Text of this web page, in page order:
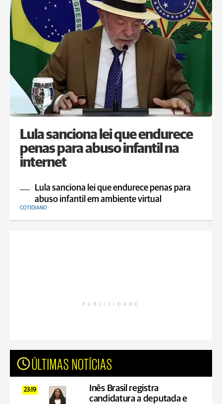
Lula sanciona lei que endurece
penas para abuso infantil na
internet
Lula sanciona lei que endurece penas para
abuso infantil em ambiente virtual
COTIDIANO
PUBLICIDADE
ÚLTIMAS NOTÍCIAS
23:19
Inês Brasil registra
candidatura a deputada e